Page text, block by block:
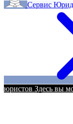
Сервис
юристов Здесь вы